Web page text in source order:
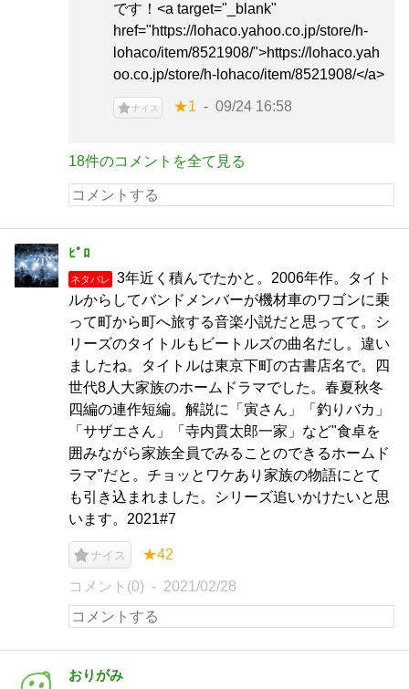
です！<a target="_blank"
href="https://lohaco.yahoo.co.jp/store/h-
lohaco/item/8521908/">https://lohaco.yah
oo.co.jp/store/h-lohaco/item/8521908/</a>
ナイス ★1 09/24 16:58
18件のコメントを全て見る
ﾋﾟﾛ
ネタバレ
3年近く積んでたかと。2006年作。タイト
ルからしてバンドメンバーが機材車のワゴンに乗
って町から町へ旅する音楽小説だと思ってて。シ
リーズのタイトルもビートルズの曲名だし。違い
ましたね。タイトルは東京下町の古書店名で。四
世代8人大家族のホームドラマでした。春夏秋冬
四編の連作短編。解説に「寅さん」「釣りバカ」
「サザエさん」「寺内貫太郎一家」など"食卓を
囲みながら家族全員でみることのできるホームド
ラマ"だと。チョッとワケあり家族の物語にとて
も引き込まれました。シリーズ追いかけたいと思
います。2021#7
ナイス ★42
コメント(0) 2021/02/28
おりがみ